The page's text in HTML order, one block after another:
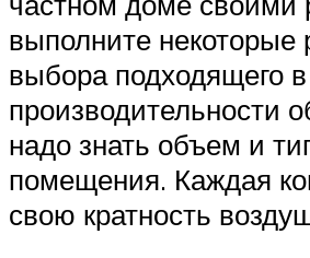
выполните некоторые
выбора подходящего
производительности
надо знать объем и
помещения. Каждая
свою кратность